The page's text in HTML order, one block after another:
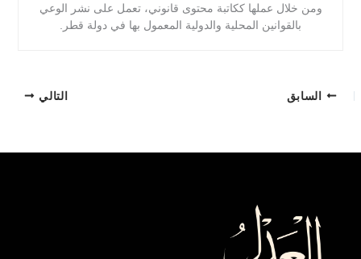
ومن خلال عملها ككاتبة محتوى قانوني، تعمل على نشر الوعي
بالقوانين المحلية والدولية المعمول بها في دولة قطر.
السابق التالي